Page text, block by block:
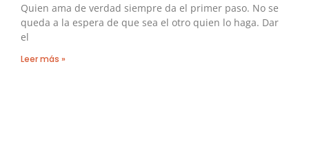
Quien ama de verdad siempre da el primer paso. No se
queda a la espera de que sea el otro quien lo haga. Dar
el
Leer más »